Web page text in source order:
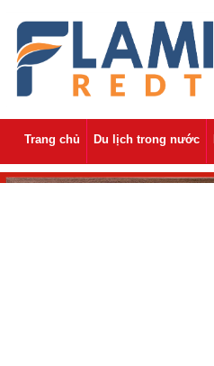
Trang chủ Du lịch trong nước